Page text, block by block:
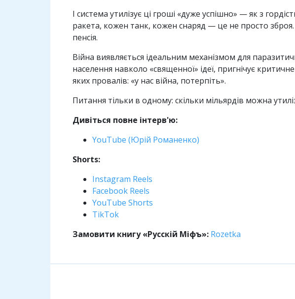
І система утилізує ці гроші «дуже успішно» — як з
ракета, кожен танк, кожен снаряд — це не просто
пенсія.
Війна виявляється ідеальним механізмом для
населення навколо «священної» ідеї, пригнічує
яких провалів: «у нас війна, потерпіть».
Питання тільки в одному: скільки мільярдів можна
Дивіться повне інтерв'ю:
YouTube (Юрій Романенко)
Shorts:
Instagram Reels
Facebook Reels
YouTube Shorts
TikTok
Замовити книгу «Русскій Міфъ»: Rozetka